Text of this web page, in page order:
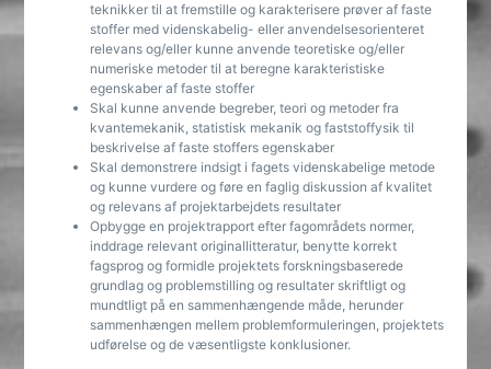
teknikker til at fremstille og karakterisere prøver af faste
stoffer med videnskabelig- eller anvendelsesorienteret
relevans og/eller kunne anvende teoretiske og/eller
numeriske metoder til at beregne karakteristiske
egenskaber af faste stoffer
Skal kunne anvende begreber, teori og metoder fra
kvantemekanik, statistisk mekanik og faststoffysik til
beskrivelse af faste stoffers egenskaber
Skal demonstrere indsigt i fagets videnskabelige metode
og kunne vurdere og føre en faglig diskussion af kvalitet
og relevans af projektarbejdets resultater
Opbygge en projektrapport efter fagområdets normer,
inddrage relevant originallitteratur, benytte korrekt
fagsprog og formidle projektets forskningsbaserede
grundlag og problemstilling og resultater skriftligt og
mundtligt på en sammenhængende måde, herunder
sammenhængen mellem problemformuleringen, projektets
udførelse og de væsentligste konklusioner.